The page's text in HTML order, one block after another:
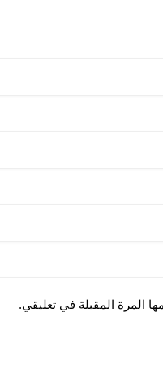
المرة المقبلة في تعليقي.